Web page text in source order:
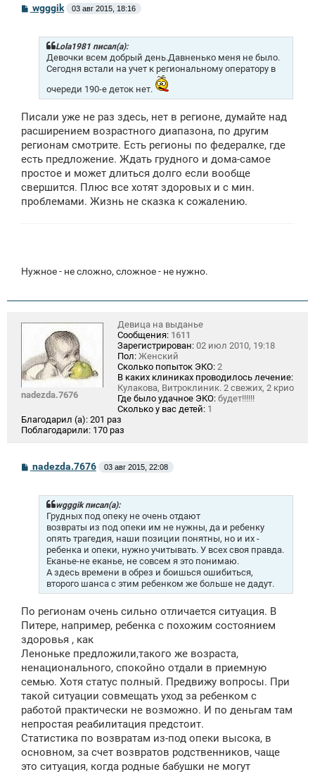
С
о
wgggik 03 авг 2015, 18:16
Lola1981 писал(а):
Девочки всем добрый день.Давненько меня не было.
Сегодня встали на учет к региональному оператору в
очереди 190-е деток нет.
Писали уже не раз здесь, нет в регионе, думайте над
расширением возрастного диапазона, по другим
регионам смотрите. Есть регионы по федералке, где
есть предложение. Ждать грудного и дома-самое
простое и может длиться долго если вообще
свершится. Плюс все хотят здоровых и с мин.
проблемами. Жизнь не сказка к сожалению.
Нужное - не сложно, сложное - не нужно.
nadezda.7676
Девица на выданье
Сообщения: 1611
Зарегистрирован: 02 июл 2010, 19:18
Пол: Женский
Сколько попыток ЭКО: 2
В каких клиниках проводилось лечение:
Кулакова, Витроклиник. 2 свежих, 2 крио
Где было удачное ЭКО: будет!!!!!!
Сколько у вас детей: 1
Благодарил (а): 201 раз
Поблагодарили: 170 раз
С
о
nadezda.7676 03 авг 2015, 22:08
wgggik писал(а):
Грудных под опеку не очень отдают
возвраты из под опеки им не нужны, да и ребенку
опять трагедия, наши позиции понятны, но и их -
ребенка и опеки, нужно учитывать. У всех своя правда.
Еканье-не еканье, не совсем я это понимаю.
А здесь времени в обрез и боишься ошибиться,
второго шанса с этим ребенком же больше не дадут.
По регионам очень сильно отличается ситуация. В
Питере, например, ребенка с похожим состоянием
здоровья , как
Леноньке предложили,такого же возраста,
ненационального, спокойно отдали в приемную
семью. Хотя статус полный. Предвижу вопросы. При
такой ситуации совмещать уход за ребенком с
работой практически не возможно. И по деньгам там
непростая реабилитация предстоит.
Статистика по возвратам из-под опеки высока, в
основном, за счет возвратов родственников, чаще
это ситуация, когда родные бабушки не могут